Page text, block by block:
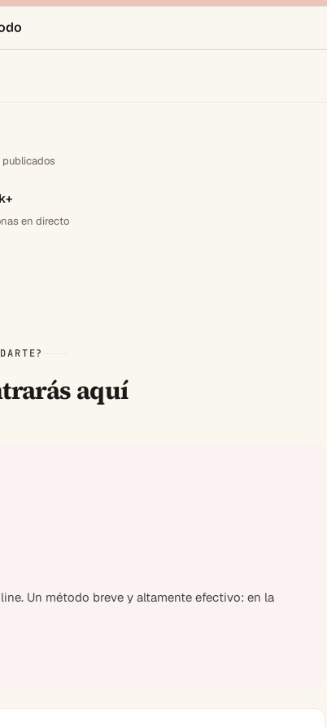
publicados
en directo
aquí
Un método breve y altamente efectivo: en la